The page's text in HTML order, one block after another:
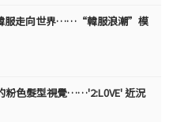
服走向世界……“韓服浪潮”模
粉色髮型視覺……'2:L0VE' 近況